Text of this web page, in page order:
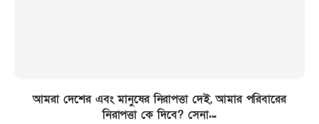
আমরা দেশের এবং মানুষের নিরাপত্তা দেই, আমার পরিবারের
নিরাপত্তা কে দিবে? সেনা...